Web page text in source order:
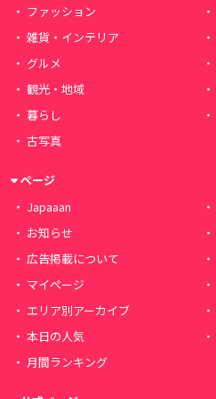
ファッション
雑貨・インテリア
グルメ
観光・地域
暮らし
古写真
ページ
Japaaan
お知らせ
広告掲載について
マイページ
エリア別アーカイブ
本日の人気
月間ランキング